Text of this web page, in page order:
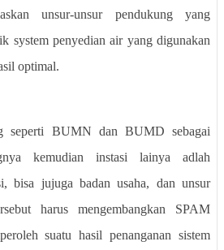
unsur-unsur pendukung yang
system penyedian air yang digunakan
optimal.
seperti BUMN dan BUMD sebagai
kemudian instasi lainya adlah
bisa jujuga badan usaha, dan unsur
harus mengembangkan SPAM
suatu hasil penanganan sistem